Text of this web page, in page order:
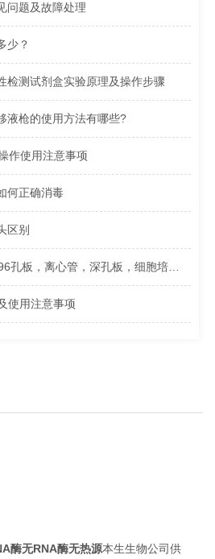
问题及故障处理
少？
检测试剂盒实验原理及操作步骤
液枪的使用方法有哪些?
作使用注意事项
何正确消毒
区别
本生阐述：24孔板，96孔板，离心管，深孔板，细胞培养板磁力架
使用注意事项
酶无RNA酶无热源本生生物公司供